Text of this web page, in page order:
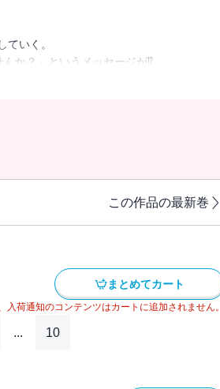
いく。
か？」というメッセージが⁉
とに。
この作品の最新巻
まとめてカート
入荷通知のコンテンツはカートに追加されません。
... 10